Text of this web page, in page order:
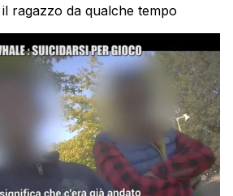
ragazzo da qualche tempo